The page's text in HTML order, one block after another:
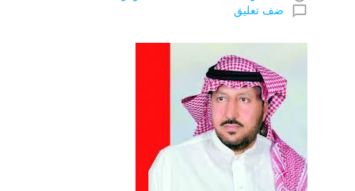
chat_bubble_outline ضف تعليق